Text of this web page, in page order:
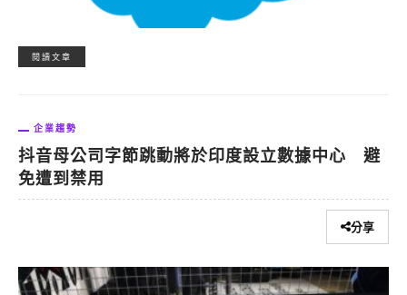
閱讀文章
企業趨勢
抖音母公司字節跳動將於印度設立數據中心 避
免遭到禁用
分享